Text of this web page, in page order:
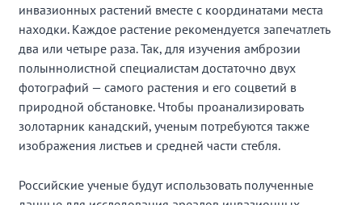
инвазионных растений вместе с координатами места
находки. Каждое растение рекомендуется запечатлеть
два или четыре раза. Так, для изучения амброзии
полыннолистной специалистам достаточно двух
фотографий — самого растения и его соцветий в
природной обстановке. Чтобы проанализировать
золотарник канадский, ученым потребуются также
изображения листьев и средней части стебля.
Российские ученые будут использовать полученные